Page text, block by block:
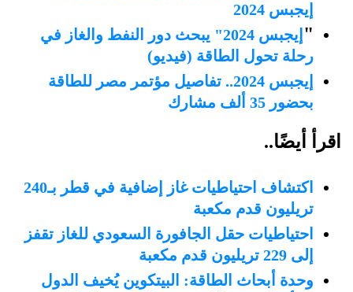
إيجبس 2024
"
إيجبس 2024" يبحث دور النفط والغاز في
رحلة تحول الطاقة (فيديو)
إيجبس 2024.. تفاصيل مؤتمر مصر للطاقة
بحضور 35 ألف مشارك
اقرأ أيضًا..
اكتشاف احتياطيات غاز إضافية في قطر بـ240
تريليون قدم مكعبة
احتياطيات حقل الجافورة السعودي للغاز تقفز
إلى 229 تريليون قدم مكعبة
وحدة أبحاث الطاقة: البيتكوين يُخيف الدول